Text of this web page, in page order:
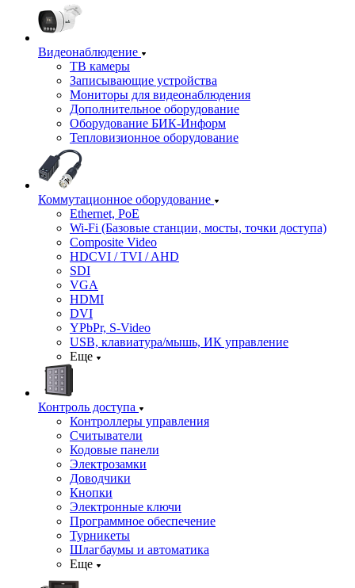
Видеонаблюдение
ТВ камеры
Записывающие устройства
Мониторы для видеонаблюдения
Дополнительное оборудование
Оборудование БИК-Информ
Тепловизионное оборудование
Коммутационное оборудование
Ethernet, PoE
Wi-Fi (Базовые станции, мосты, точки доступа)
Composite Video
HDCVI / TVI / AHD
SDI
VGA
HDMI
DVI
YPbPr, S-Video
USB, клавиатура/мышь, ИК управление
Еще
Контроль доступа
Контроллеры управления
Считыватели
Кодовые панели
Электрозамки
Доводчики
Кнопки
Электронные ключи
Программное обеспечение
Турникеты
Шлагбаумы и автоматика
Еще